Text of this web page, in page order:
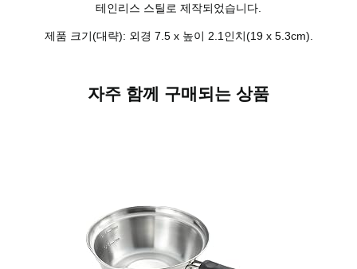
테인리스 스틸로 제작되었습니다.
제품 크기(대략): 외경 7.5 x 높이 2.1인치(19 x 5.3cm).
자주 함께 구매되는 상품